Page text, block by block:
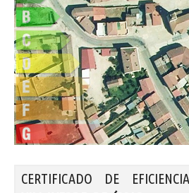
CERTIFICADO DE